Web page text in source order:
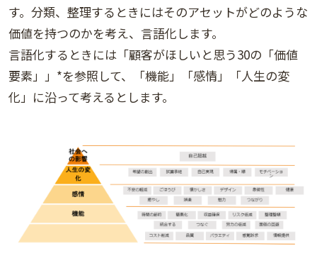
す。分類、整理するときにはそのアセットがどのような
価値を持つのかを考え、言語化します。
言語化するときには「顧客がほしいと思う30の「価値
要素」」*を参照して、「機能」「感情」「人生の変
化」に沿って考えるとします。